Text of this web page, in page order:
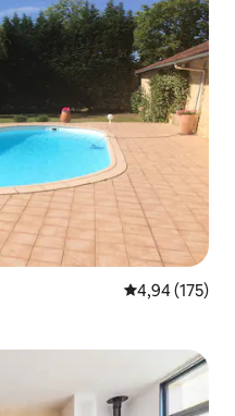
Évaluation
4,94 (175)